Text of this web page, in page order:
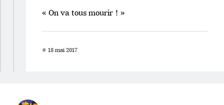
« On va tous mourir ! »
# 18 mai 2017